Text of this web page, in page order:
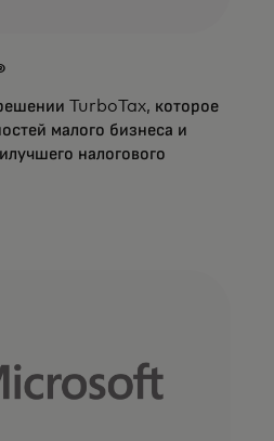
TurboTax, которое
малого бизнеса и
налогового
tab